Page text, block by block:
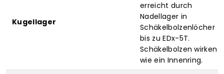
Kugellager
erreicht durch
Nadellager in
Schäkelbolzenlöcher
bis zu EDx-5T.
Schäkelbolzen wirken
wie ein Innenring.